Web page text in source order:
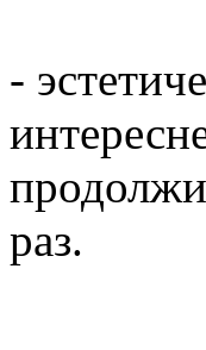
-
раз.